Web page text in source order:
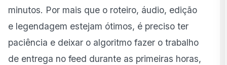
minutos. Por mais que o roteiro, áudio, edição
e legendagem estejam ótimos, é preciso ter
paciência e deixar o algoritmo fazer o trabalho
de entrega no feed durante as primeiras horas,